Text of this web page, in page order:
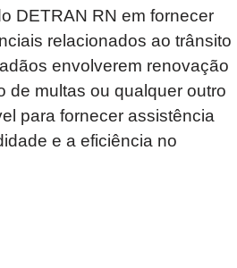
DETRAN RN em fornecer
relacionados ao trânsito
envolverem renovação
de multas ou qualquer outro
para fornecer assistência
e a eficiência no